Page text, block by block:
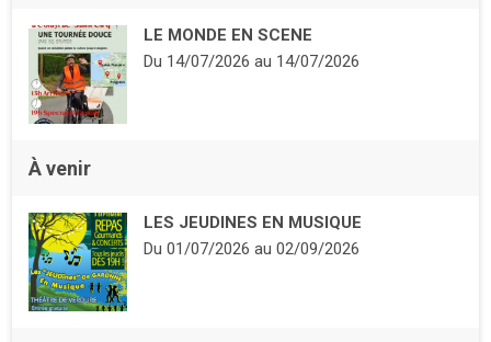
LE MONDE EN SCENE
Du 14/07/2026au 14/07/2026
À venir
LES JEUDINES EN MUSIQUE
Du 01/07/2026au 02/09/2026